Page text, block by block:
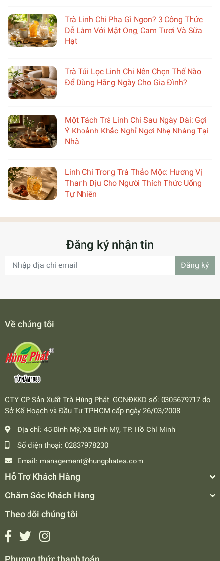
Trà Linh Chi Pha Gì Ngon? 3 Công Thức
Dễ Làm Với Mật Ong, Cam Tươi Và Sữa
Hạt
Trà Túi Lọc Linh Chi Nên Chọn Thế Nào
Để Dùng Hằng Ngày Cho Gia Đình?
Một Tách Trà Linh Chi Sau Ngày Dài: Gợi
Ý Khoảnh Khắc Nghỉ Ngơi Nhẹ Nhàng Tại
Nhà
Linh Chi Trong Trà Thảo Mộc: Hương Vị
Thanh Dịu Cho Người Thích Thức Uống
Tự Nhiên
Đăng ký nhận tin
Đăng ký
Về chúng tôi
CTY CP Sản Xuất Trà Hùng Phát. GCNĐKKD số: 0305679717 do
Sở Kế Hoạch và Đầu Tư TPHCM cấp ngày 26/03/2008
Địa chỉ: 45 Bình Mỹ, Xã Bình Mỹ, TP. Hồ Chí Minh
Số điện thoại: 02837978230
Email: management@hungphatea.com
Hỗ Trợ Khách Hàng
Chăm Sóc Khách Hàng
Theo dõi chúng tôi
Phương thức thanh toán